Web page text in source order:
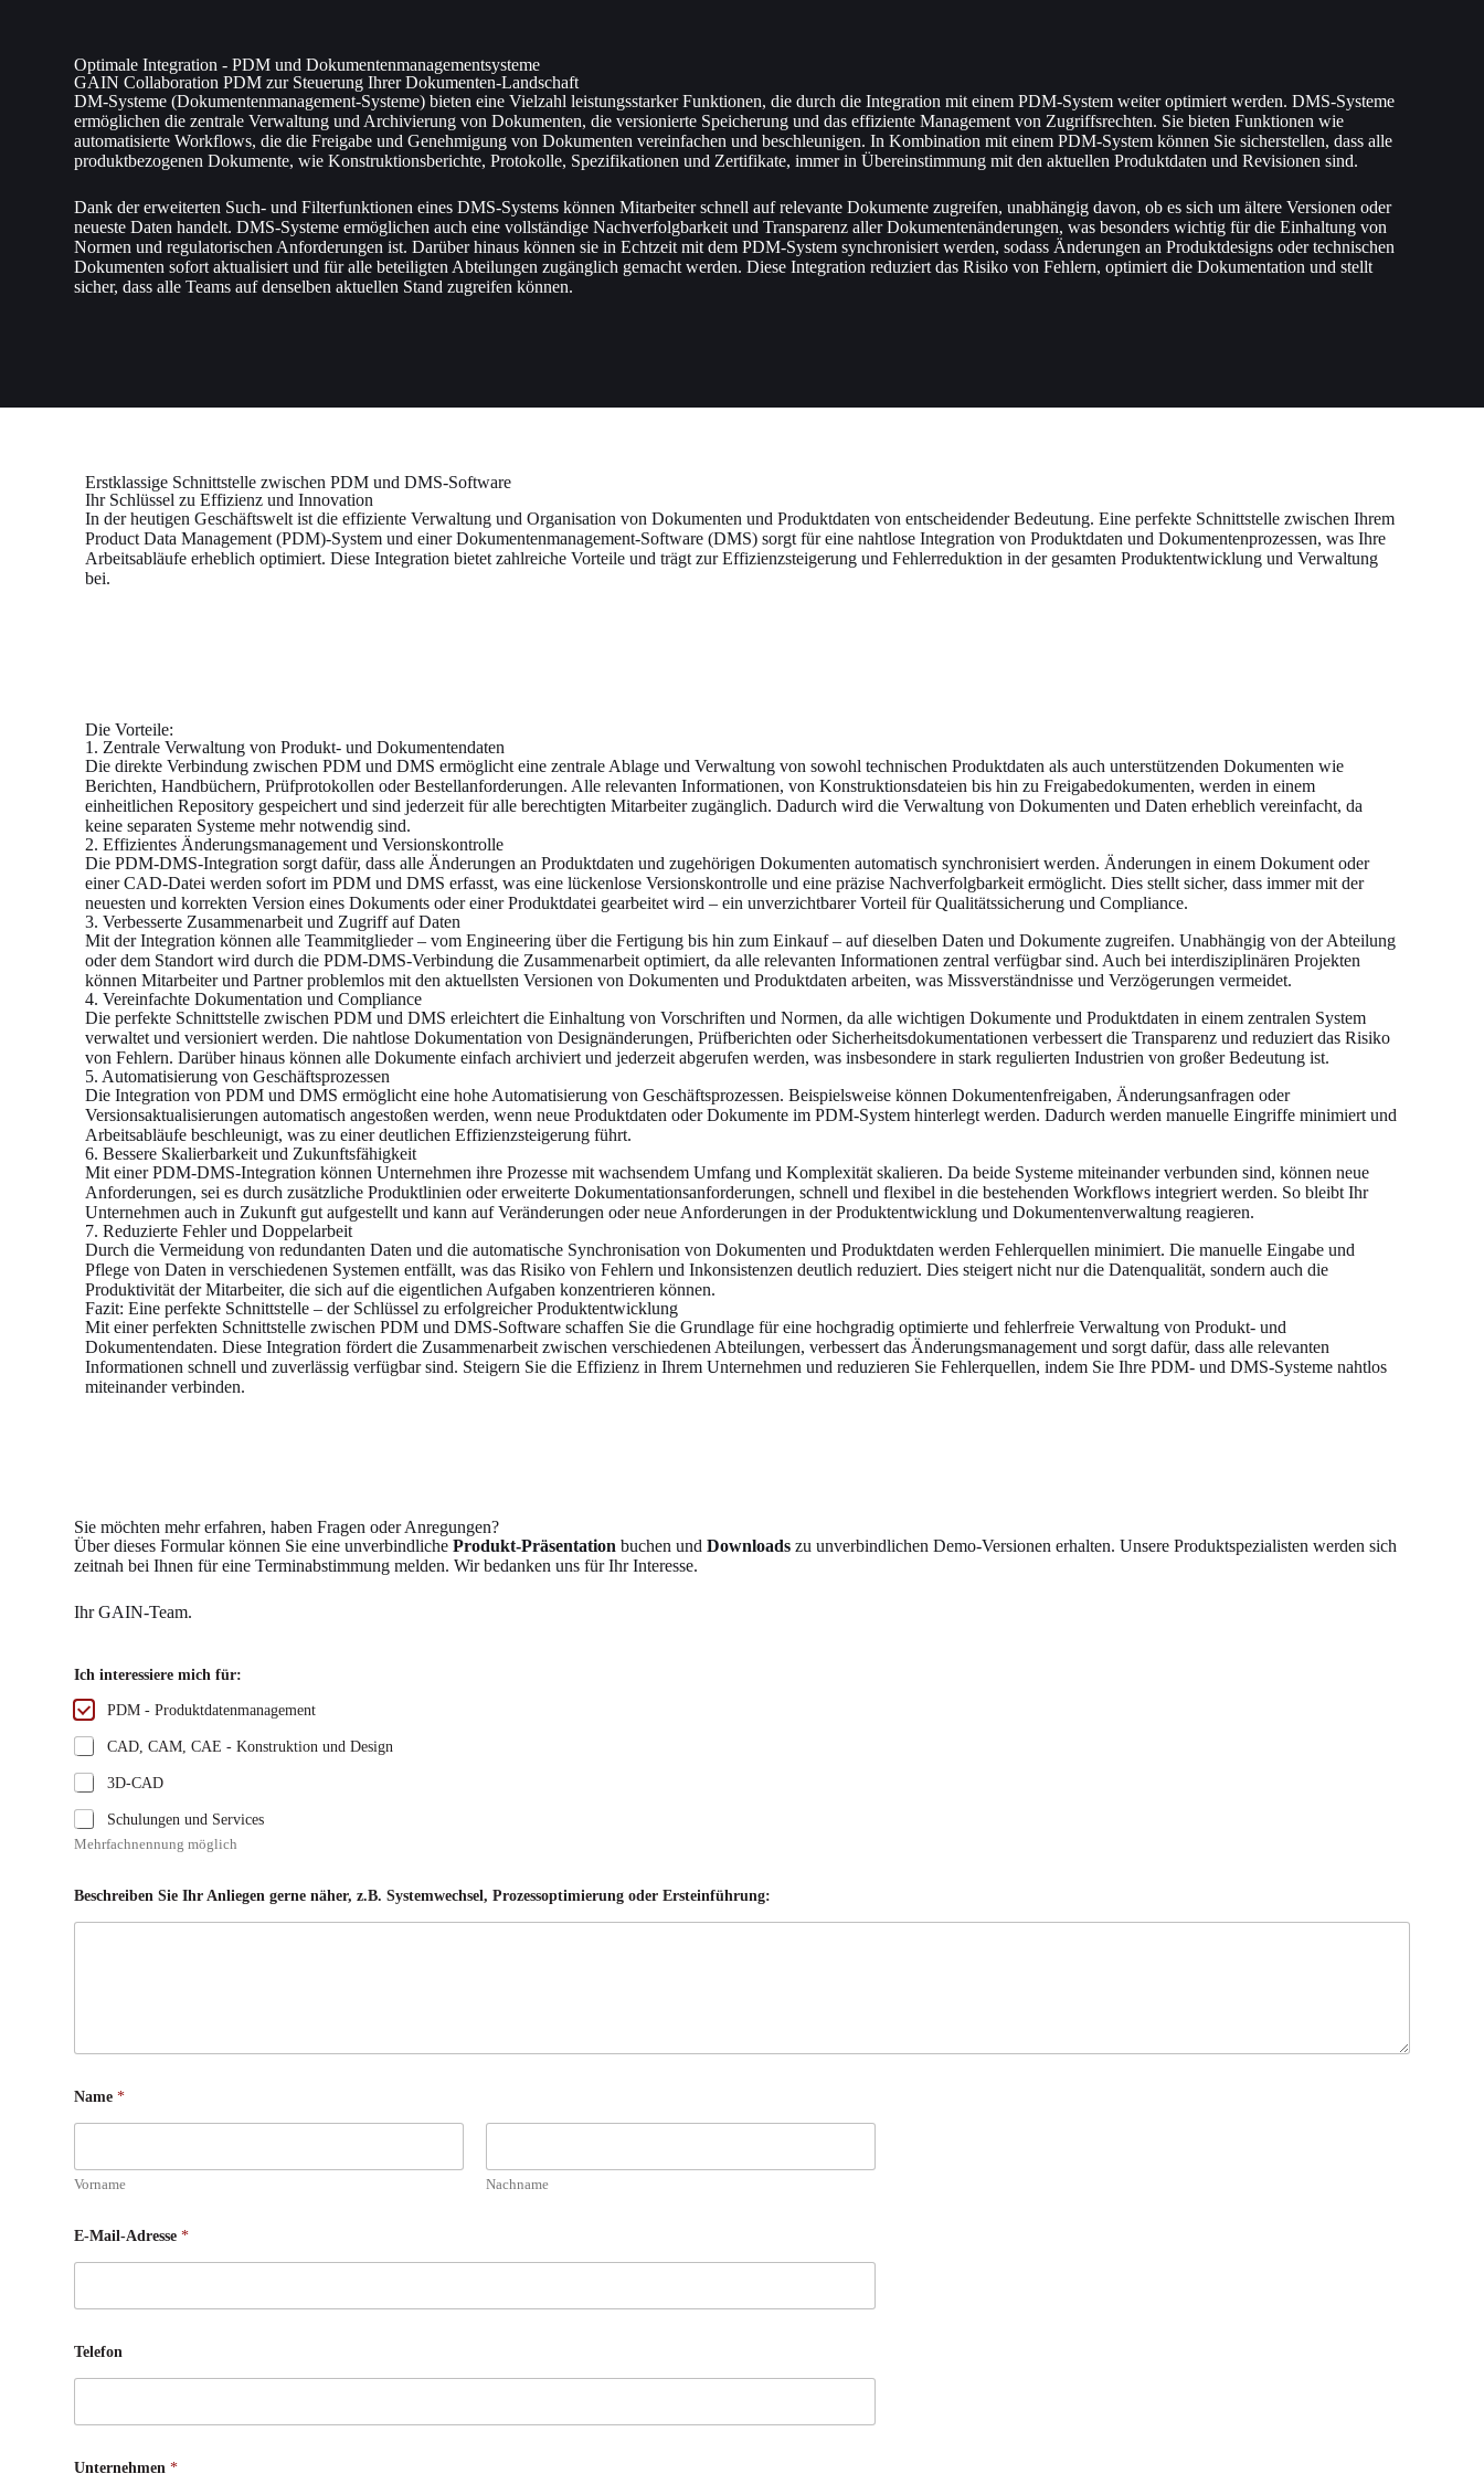
Optimale Integration - PDM und Dokumentenmanagementsysteme
GAIN Collaboration PDM zur Steuerung Ihrer Dokumenten-Landschaft
DM-Systeme (Dokumentenmanagement-Systeme) bieten eine Vielzahl leistungsstarker Funktionen, die durch die Integration mit einem PDM-System weiter optimiert werden. DMS-Systeme
ermöglichen die zentrale Verwaltung und Archivierung von Dokumenten, die versionierte Speicherung und das effiziente Management von Zugriffsrechten. Sie bieten Funktionen wie
automatisierte Workflows, die die Freigabe und Genehmigung von Dokumenten vereinfachen und beschleunigen. In Kombination mit einem PDM-System können Sie sicherstellen, dass alle
produktbezogenen Dokumente, wie Konstruktionsberichte, Protokolle, Spezifikationen und Zertifikate, immer in Übereinstimmung mit den aktuellen Produktdaten und Revisionen sind.
Dank der erweiterten Such- und Filterfunktionen eines DMS-Systems können Mitarbeiter schnell auf relevante Dokumente zugreifen, unabhängig davon, ob es sich um ältere Versionen oder
neueste Daten handelt. DMS-Systeme ermöglichen auch eine vollständige Nachverfolgbarkeit und Transparenz aller Dokumentenänderungen, was besonders wichtig für die Einhaltung von
Normen und regulatorischen Anforderungen ist. Darüber hinaus können sie in Echtzeit mit dem PDM-System synchronisiert werden, sodass Änderungen an Produktdesigns oder technischen
Dokumenten sofort aktualisiert und für alle beteiligten Abteilungen zugänglich gemacht werden. Diese Integration reduziert das Risiko von Fehlern, optimiert die Dokumentation und stellt
sicher, dass alle Teams auf denselben aktuellen Stand zugreifen können.
Erstklassige Schnittstelle zwischen PDM und DMS-Software
Ihr Schlüssel zu Effizienz und Innovation
In der heutigen Geschäftswelt ist die effiziente Verwaltung und Organisation von Dokumenten und Produktdaten von entscheidender Bedeutung. Eine perfekte Schnittstelle zwischen Ihrem
Product Data Management (PDM)-System und einer Dokumentenmanagement-Software (DMS) sorgt für eine nahtlose Integration von Produktdaten und Dokumentenprozessen, was Ihre
Arbeitsabläufe erheblich optimiert. Diese Integration bietet zahlreiche Vorteile und trägt zur Effizienzsteigerung und Fehlerreduktion in der gesamten Produktentwicklung und Verwaltung
bei.
Die Vorteile:
1. Zentrale Verwaltung von Produkt- und Dokumentendaten
Die direkte Verbindung zwischen PDM und DMS ermöglicht eine zentrale Ablage und Verwaltung von sowohl technischen Produktdaten als auch unterstützenden Dokumenten wie
Berichten, Handbüchern, Prüfprotokollen oder Bestellanforderungen. Alle relevanten Informationen, von Konstruktionsdateien bis hin zu Freigabedokumenten, werden in einem
einheitlichen Repository gespeichert und sind jederzeit für alle berechtigten Mitarbeiter zugänglich. Dadurch wird die Verwaltung von Dokumenten und Daten erheblich vereinfacht, da
keine separaten Systeme mehr notwendig sind.
2. Effizientes Änderungsmanagement und Versionskontrolle
Die PDM-DMS-Integration sorgt dafür, dass alle Änderungen an Produktdaten und zugehörigen Dokumenten automatisch synchronisiert werden. Änderungen in einem Dokument oder
einer CAD-Datei werden sofort im PDM und DMS erfasst, was eine lückenlose Versionskontrolle und eine präzise Nachverfolgbarkeit ermöglicht. Dies stellt sicher, dass immer mit der
neuesten und korrekten Version eines Dokuments oder einer Produktdatei gearbeitet wird – ein unverzichtbarer Vorteil für Qualitätssicherung und Compliance.
3. Verbesserte Zusammenarbeit und Zugriff auf Daten
Mit der Integration können alle Teammitglieder – vom Engineering über die Fertigung bis hin zum Einkauf – auf dieselben Daten und Dokumente zugreifen. Unabhängig von der Abteilung
oder dem Standort wird durch die PDM-DMS-Verbindung die Zusammenarbeit optimiert, da alle relevanten Informationen zentral verfügbar sind. Auch bei interdisziplinären Projekten
können Mitarbeiter und Partner problemlos mit den aktuellsten Versionen von Dokumenten und Produktdaten arbeiten, was Missverständnisse und Verzögerungen vermeidet.
4. Vereinfachte Dokumentation und Compliance
Die perfekte Schnittstelle zwischen PDM und DMS erleichtert die Einhaltung von Vorschriften und Normen, da alle wichtigen Dokumente und Produktdaten in einem zentralen System
verwaltet und versioniert werden. Die nahtlose Dokumentation von Designänderungen, Prüfberichten oder Sicherheitsdokumentationen verbessert die Transparenz und reduziert das Risiko
von Fehlern. Darüber hinaus können alle Dokumente einfach archiviert und jederzeit abgerufen werden, was insbesondere in stark regulierten Industrien von großer Bedeutung ist.
5. Automatisierung von Geschäftsprozessen
Die Integration von PDM und DMS ermöglicht eine hohe Automatisierung von Geschäftsprozessen. Beispielsweise können Dokumentenfreigaben, Änderungsanfragen oder
Versionsaktualisierungen automatisch angestoßen werden, wenn neue Produktdaten oder Dokumente im PDM-System hinterlegt werden. Dadurch werden manuelle Eingriffe minimiert und
Arbeitsabläufe beschleunigt, was zu einer deutlichen Effizienzsteigerung führt.
6. Bessere Skalierbarkeit und Zukunftsfähigkeit
Mit einer PDM-DMS-Integration können Unternehmen ihre Prozesse mit wachsendem Umfang und Komplexität skalieren. Da beide Systeme miteinander verbunden sind, können neue
Anforderungen, sei es durch zusätzliche Produktlinien oder erweiterte Dokumentationsanforderungen, schnell und flexibel in die bestehenden Workflows integriert werden. So bleibt Ihr
Unternehmen auch in Zukunft gut aufgestellt und kann auf Veränderungen oder neue Anforderungen in der Produktentwicklung und Dokumentenverwaltung reagieren.
7. Reduzierte Fehler und Doppelarbeit
Durch die Vermeidung von redundanten Daten und die automatische Synchronisation von Dokumenten und Produktdaten werden Fehlerquellen minimiert. Die manuelle Eingabe und
Pflege von Daten in verschiedenen Systemen entfällt, was das Risiko von Fehlern und Inkonsistenzen deutlich reduziert. Dies steigert nicht nur die Datenqualität, sondern auch die
Produktivität der Mitarbeiter, die sich auf die eigentlichen Aufgaben konzentrieren können.
Fazit: Eine perfekte Schnittstelle – der Schlüssel zu erfolgreicher Produktentwicklung
Mit einer perfekten Schnittstelle zwischen PDM und DMS-Software schaffen Sie die Grundlage für eine hochgradig optimierte und fehlerfreie Verwaltung von Produkt- und
Dokumentendaten. Diese Integration fördert die Zusammenarbeit zwischen verschiedenen Abteilungen, verbessert das Änderungsmanagement und sorgt dafür, dass alle relevanten
Informationen schnell und zuverlässig verfügbar sind. Steigern Sie die Effizienz in Ihrem Unternehmen und reduzieren Sie Fehlerquellen, indem Sie Ihre PDM- und DMS-Systeme nahtlos
miteinander verbinden.
Sie möchten mehr erfahren, haben Fragen oder Anregungen?
Über dieses Formular können Sie eine unverbindlicheProdukt-Präsentation buchen undDownloadszu unverbindlichen Demo-Versionen erhalten. Unsere Produktspezialisten werden sich
zeitnah bei Ihnen für eine Terminabstimmung melden. Wir bedanken uns für Ihr Interesse.
Ihr GAIN-Team.
Ich interessiere mich für:
PDM - Produktdatenmanagement
CAD, CAM, CAE - Konstruktion und Design
3D-CAD
Schulungen und Services
Mehrfachnennung möglich
Beschreiben Sie Ihr Anliegen gerne näher, z.B. Systemwechsel, Prozessoptimierung oder Ersteinführung:
Name*
Vorname Nachname
E-Mail-Adresse*
Telefon
-
Unternehmen*